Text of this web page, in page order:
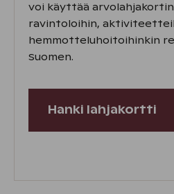
voi käyttää
ravintoloihin,
hemmotteluhoitoihinkin
Suomen.
Hanki lahjakortti